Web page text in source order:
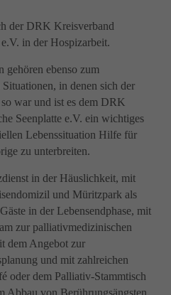
dolor. Aenean massa.
et magnis dis parturient
mus. Donec quam felis,
der DRK Kreisverband
in der Hospizarbeit.
gehören ebenso zum
in denen sich der
war und ist es dem DRK
Seenplatte e.V. ein wichtiges
Lebenssituation Hilfe für
zu unterbreiten.
in der Häuslichkeit, mit
und Müritzpark als
in der Lebensendphase, mit
zur palliativmedizinischen
dem Angebot zur
und mit zahlreichen
oder dem Palliativ-Stammtisch
Abbau von Berührungsängsten.